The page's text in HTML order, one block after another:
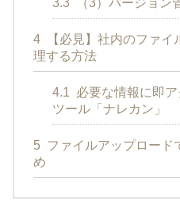
4
【必見】社内のファ
理する方法
4.1 必要な情報に即
ツール「ナレカン」
5 ファイルアップロード
め